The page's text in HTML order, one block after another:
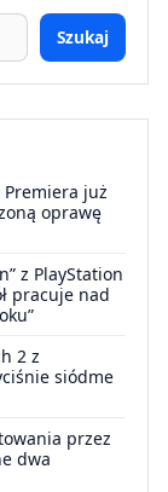
Szukaj
już
oprawę
z PlayStation
pracuje nad
2 z
siódme
przez
dwa